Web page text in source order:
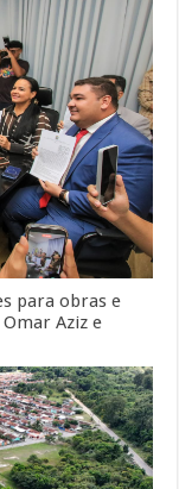
para obras e
Aziz e